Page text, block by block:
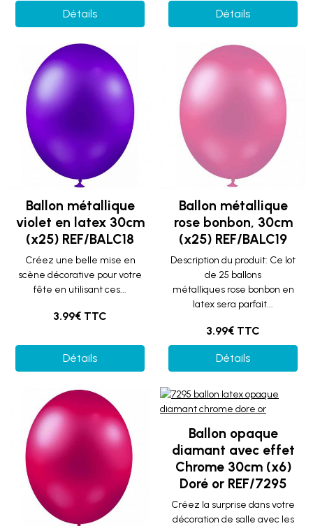
Détails Détails
Ballon métallique
violet en latex 30cm
(x25) REF/BALC18
Créez une belle mise en
scène décorative pour votre
fête en utilisant ces...
3.99€ TTC
Détails
Ballon métallique
rose bonbon, 30cm
(x25) REF/BALC19
Description du produit: Ce lot
de 25 ballons
métalliques rose bonbon en
latex sera parfait...
3.99€ TTC
Détails
Ballon opaque
diamant avec effet
Chrome 30cm (x6)
Doré or REF/7295
Créez la surprise dans votre
décoration de salle avec les